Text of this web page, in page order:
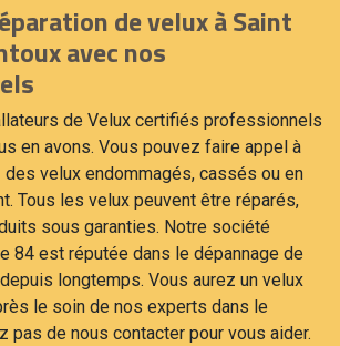
de velux à Saint
avec nos
de Velux certifiés professionnels
en avons. Vous pouvez faire appel à
velux endommagés, cassés ou en
Tous les velux peuvent être réparés,
sous garanties. Notre société
84 est réputée dans le dépannage de
longtemps. Vous aurez un velux
le soin de nos experts dans le
pas de nous contacter pour vous aider.